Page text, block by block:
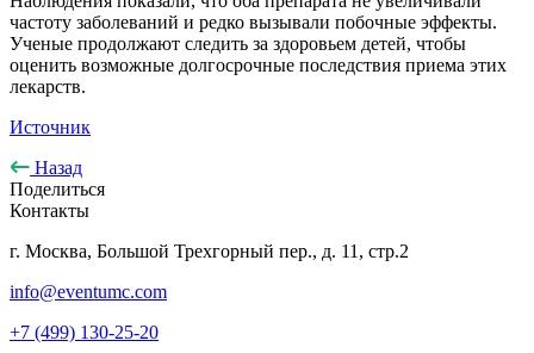
частоту заболеваний и редко вызывали побочные эффекты.
Ученые продолжают следить за здоровьем детей, чтобы
оценить возможные долгосрочные последствия приема этих
лекарств.
Источник
Назад
Поделиться
Контакты
г. Москва, Большой Трехгорный пер., д. 11, стр.2
info@eventumc.com
+7 (499) 130-25-20